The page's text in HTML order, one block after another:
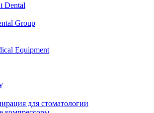
Dental
Group
Equipment
для стоматологии